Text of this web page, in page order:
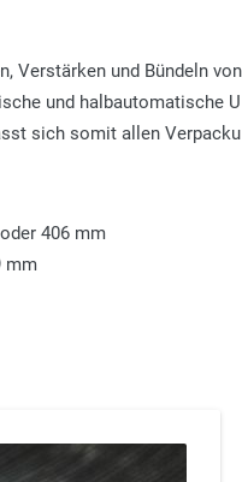
Verstärken und Bündeln
und halbautomatische
sich somit allen
406 mm
mm